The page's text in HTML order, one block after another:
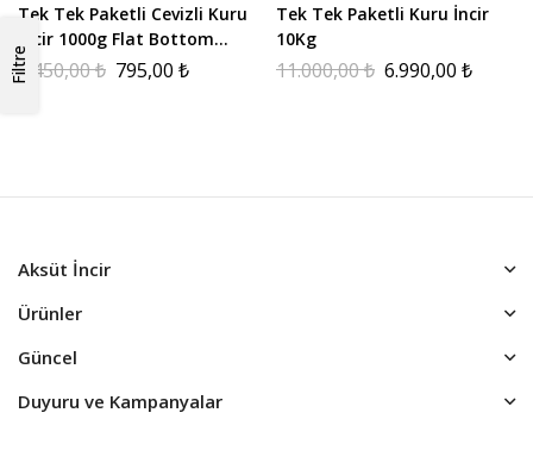
Filtre
Tek Tek Paketli Cevizli Kuru
İncir 1000g Flat Bottom
Paket
1.450,00₺ 795,00 ₺
Tek Tek Paketli Kuru İncir
10Kg
11.000,00₺ 6.990,00 ₺
Aksüt İncir
Ürünler
Güncel
Duyuru ve Kampanyalar